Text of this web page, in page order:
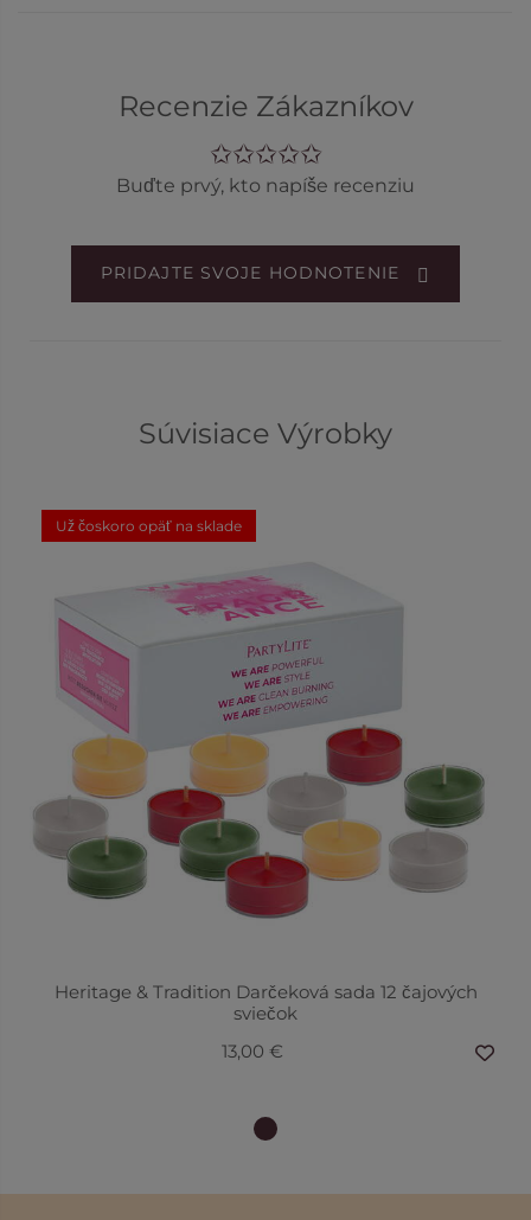
Recenzie Zákazníkov
Buďte prvý, kto napíše recenziu
PRIDAJTE SVOJE HODNOTENIE
Súvisiace Výrobky
Už čoskoro opäť na sklade
Heritage & Tradition Darčeková sada 12 čajových
sviečok
13,00 €